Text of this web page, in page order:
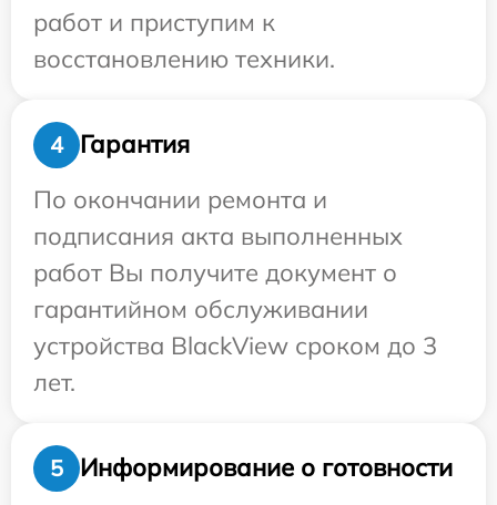
работ и приступим к
восстановлению техники.
4
Гарантия
По окончании ремонта и
подписания акта выполненных
работ Вы получите документ о
гарантийном обслуживании
устройства BlackView сроком до 3
лет.
5
Информирование о готовности